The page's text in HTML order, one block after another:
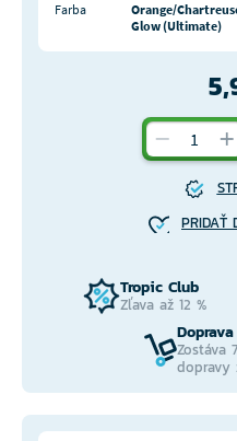
Farba
Orange/
Glow (Ultimate)
PRIDAŤ
Tropic Club
Zľava až 12 %
Zostáva
dopravy